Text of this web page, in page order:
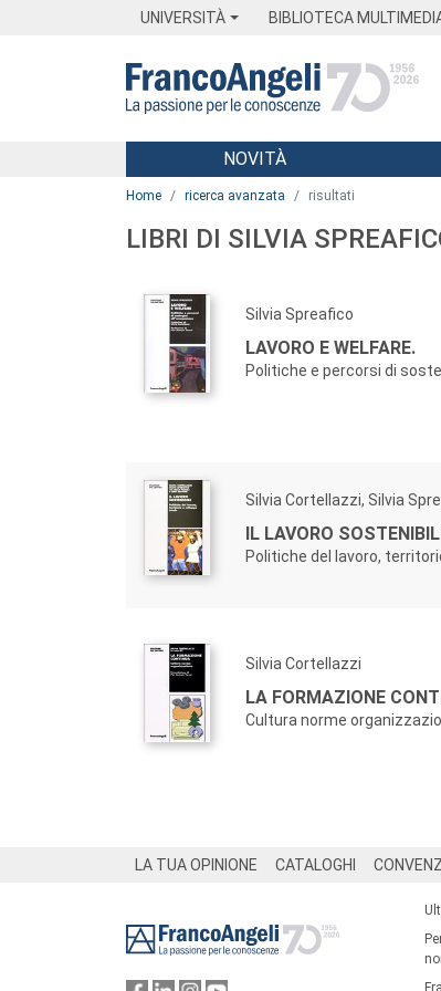
UNIVERSITÀ BIBLIOTECA
Menu
NOVITÀ
Home ricerca avanzata risultati
LIBRI DI SILVIA
Silvia Spreafico
LAVORO E WELFARE.
Politiche e percorsi di
Silvia Cortellazzi, Silvia
IL LAVORO
Politiche del lavoro,
Silvia Cortellazzi
LA FORMAZIONE
Cultura norme
LA TUA OPINIONE CATALOGHI